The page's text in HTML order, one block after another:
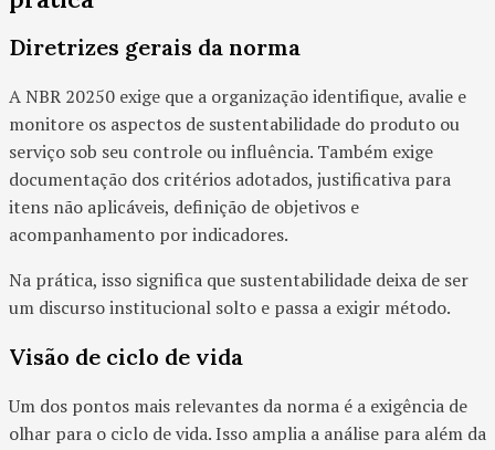
Diretrizes gerais da norma
A NBR 20250 exige que a organização identifique, avalie e
monitore os aspectos de sustentabilidade do produto ou
serviço sob seu controle ou influência. Também exige
documentação dos critérios adotados, justificativa para
itens não aplicáveis, definição de objetivos e
acompanhamento por indicadores.
Na prática, isso significa que sustentabilidade deixa de ser
um discurso institucional solto e passa a exigir método.
Visão de ciclo de vida
Um dos pontos mais relevantes da norma é a exigência de
olhar para o ciclo de vida. Isso amplia a análise para além da